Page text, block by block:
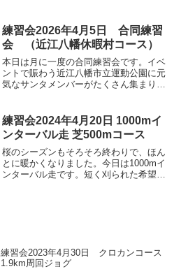
ソン前の最終調整をされていましたね。
今日も楽しくランニング♪
練習会2026年4月5日 合同練習
会 （近江八幡休暇村コース）
本日は月に一度の合同練習会です。イベ
ントで賑わう近江八幡市立運動公園に元
気なサンタメンバーがたくさん集まりま
村、大中のファミマ、水車橋、さらにそ
の先の新海浜などなど、個々...
練習会2024年4月20日 1000mイ
ンターバル走 芝500mコース
桜のシーズンもそろそろ終わりで、ほん
とに暖かくなりました。今日は1000mイ
ンターバル走です。短く刈られた希望が
練習会2023年4月30日 クロカンコース
1.9km周回ジョグ